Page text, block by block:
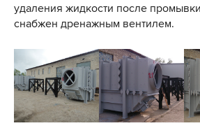
удаления жидкости после
снабжен дренажным вентилем.